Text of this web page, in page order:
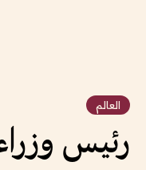
العالم
رئيس